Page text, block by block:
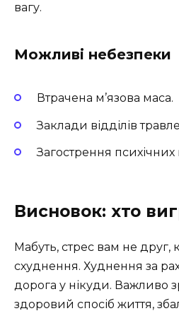
вагу.
Можливі небезпеки
Втрачена м’язова маса.
Заклади відділів
Загострення
Висновок: хто
Мабуть, стрес вам не друг,
схуднення. Худнення за
дорога у нікуди. Важливо
здоровий спосіб життя,